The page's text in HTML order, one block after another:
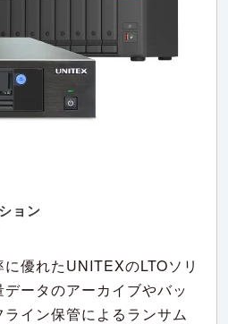
ョン
優れたUNITEXのLTOソリ
ータのアーカイブやバッ
イン保管によるランサム